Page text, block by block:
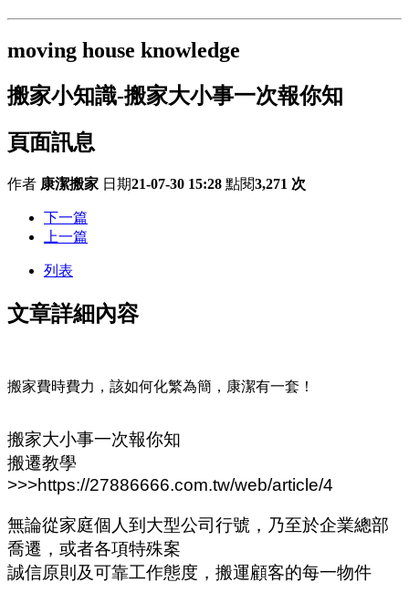
moving house knowledge
搬家小知識-搬家大小事一次報你知
頁面訊息
作者 康潔搬家 日期21-07-30 15:28 點閱3,271 次
下一篇
上一篇
列表
文章詳細內容
搬家費時費力，該如何化繁為簡，康潔有一套！
搬家大小事一次報你知
搬遷教學
>>>https://27886666.com.tw/web/article/4
無論從家庭個人到大型公司行號，乃至於企業總部
喬遷，或者各項特殊案
誠信原則及可靠工作態度，搬運顧客的每一物件